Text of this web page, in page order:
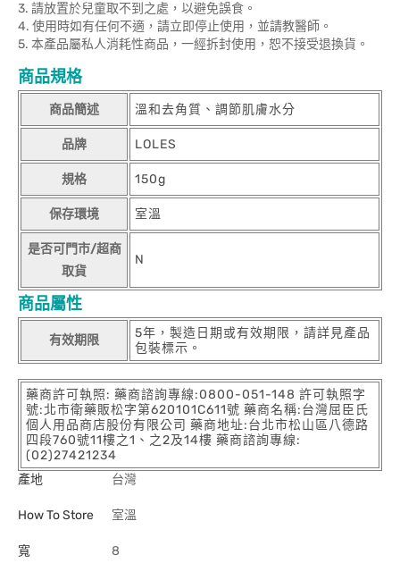
3. 請放置於兒童取不到之處，以避免誤食。
4. 使用時如有任何不適，請立即停止使用，並請教醫師。
5. 本產品屬私人消耗性商品，一經拆封使用，恕不接受退換貨。
商品規格
商品簡述 溫和去角質、調節肌膚水分
品牌 LOLES
規格 150g
保存環境 室溫
是否可門市/超商
取貨
N
商品屬性
有效期限
5年，製造日期或有效期限，請詳見產品
包裝標示。
藥商許可執照: 藥商諮詢專線:0800-051-148 許可執照字
號:北市衛藥販松字第620101C611號 藥商名稱:台灣屈臣氏
個人用品商店股份有限公司 藥商地址:台北市松山區八德路
四段760號11樓之1、之2及14樓 藥商諮詢專線:
(02)27421234
產地
台灣
How To Store 室溫
寬 8